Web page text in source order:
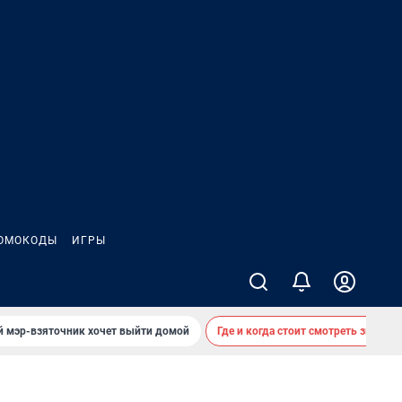
ИГРЫ
мэр-взяточник хочет выйти домой Где и когда стоит смотреть